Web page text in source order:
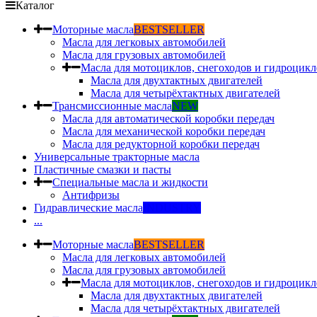
Каталог
Моторные маслаBESTSELLER
Масла для легковых автомобилей
Масла для грузовых автомобилей
Масла для мотоциклов, снегоходов и
Масла для двухтактных двигателей
Масла для четырёхтактных двигателей
Трансмиссионные маслаNEW
Масла для автоматической коробки передач
Масла для механической коробки передач
Масла для редукторной коробки передач
Универсальные тракторные масла
Пластичные смазки и пасты
Специальные масла и жидкости
Антифризы
Гидравлические масла
...
Моторные маслаBESTSELLER
Масла для легковых автомобилей
Масла для грузовых автомобилей
Масла для мотоциклов, снегоходов и
Масла для двухтактных двигателей
Масла для четырёхтактных двигателей